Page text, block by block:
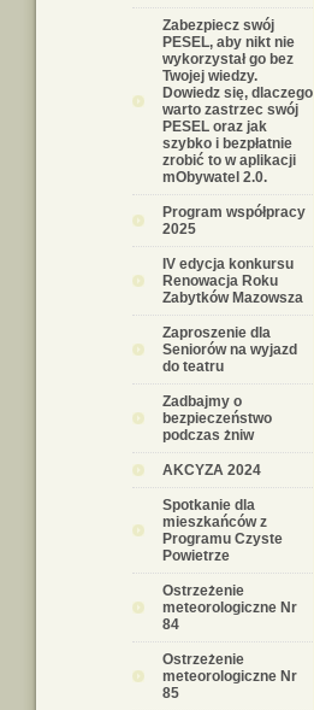
Zabezpiecz swój
PESEL, aby nikt nie
wykorzystał go bez
Twojej wiedzy.
Dowiedz się, dlaczego
warto zastrzec swój
PESEL oraz jak
szybko i bezpłatnie
zrobić to w aplikacji
mObywatel 2.0.
Program współpracy
2025
IV edycja konkursu
Renowacja Roku
Zabytków Mazowsza
Zaproszenie dla
Seniorów na wyjazd
do teatru
Zadbajmy o
bezpieczeństwo
podczas żniw
AKCYZA 2024
Spotkanie dla
mieszkańców z
Programu Czyste
Powietrze
Ostrzeżenie
meteorologiczne Nr
84
Ostrzeżenie
meteorologiczne Nr
85